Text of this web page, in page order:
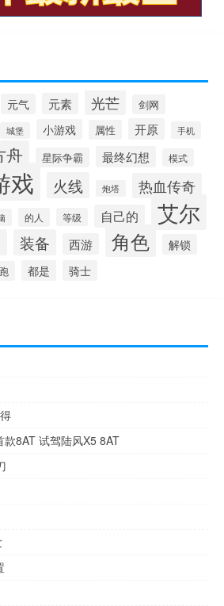
元气 元素 光芒
剑网
城堡 小游戏 属性 开原 手机
舟 星际争霸 最终幻想 模式
戏 火线 炮塔 热血传奇
的人 等级 自己的 艾尔
装备 西游 角色 解锁
都是 骑士
8AT 试驾陆风X5 8AT